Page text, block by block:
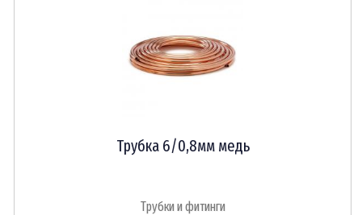
Трубка 6/0,8мм медь
Трубки и фитинги